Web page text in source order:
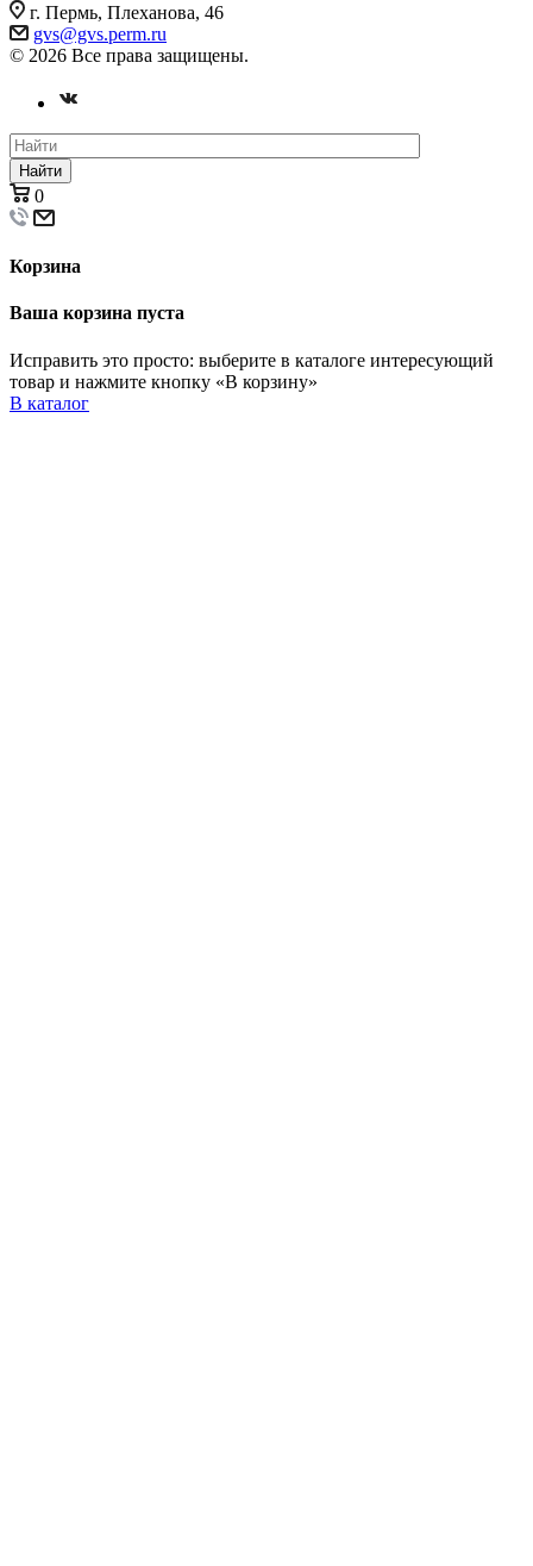
г. Пермь, Плеханова, 46
gvs@gvs.perm.ru
© 2026 Все права защищены.
Найти
0
Корзина
Ваша корзина пуста
Исправить это просто: выберите в каталоге интересующий
товар и нажмите кнопку «В корзину»
В каталог